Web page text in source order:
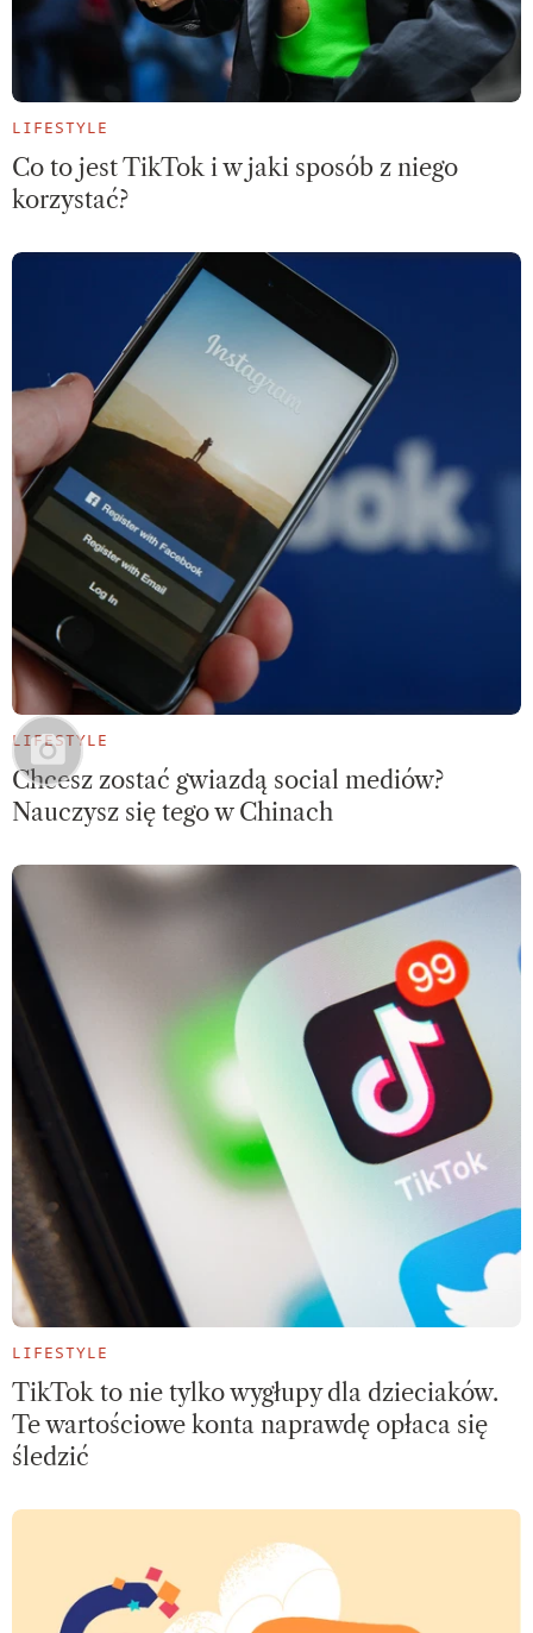
LIFESTYLE
Co to jest TikTok i w jaki sposób z niego
korzystać?
LIFESTYLE
Chcesz zostać gwiazdą social mediów?
Nauczysz się tego w Chinach
LIFESTYLE
TikTok to nie tylko wygłupy dla dzieciaków.
Te wartościowe konta naprawdę opłaca się
śledzić